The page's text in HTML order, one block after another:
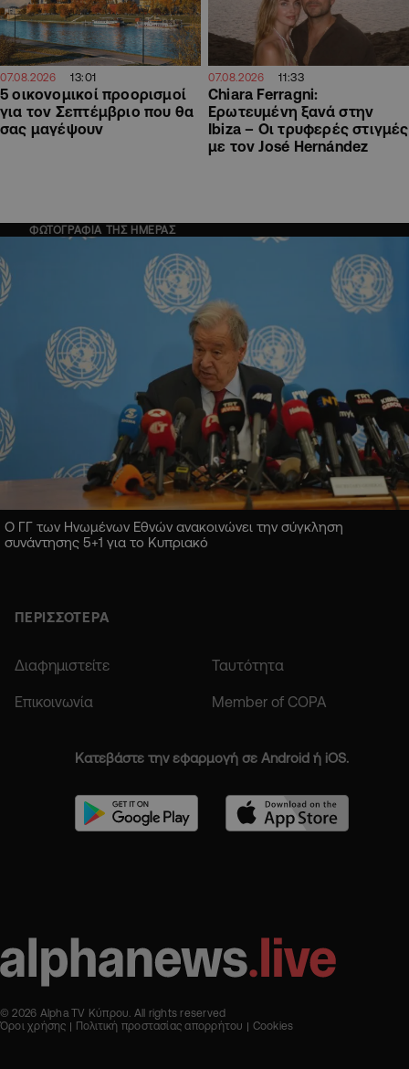
07.08.2026 13:01
5 οικονομικοί προορισμοί
για τον Σεπτέμβριο που θα
σας μαγέψουν
07.08.2026 11:33
Chiara Ferragni:
Ερωτευμένη ξανά στην
Ibiza – Οι τρυφερές στιγμές
με τον José Hernández
ΦΩΤΟΓΡΑΦΙΑ ΤΗΣ ΗΜΕΡΑΣ
Ο ΓΓ των Ηνωμένων Εθνών ανακοινώνει την σύγκληση
συνάντησης 5+1 για το Κυπριακό
ΠΕΡΙΣΣΟΤΕΡΑ
Διαφημιστείτε Ταυτότητα
Επικοινωνία Member of COPA
Κατεβάστε την εφαρμογή σε Android ή iOS.
© 2026 Alpha TV Κύπρου. All rights reserved
Όροι χρήσης
Πολιτική προστασίας απορρήτου Cookies